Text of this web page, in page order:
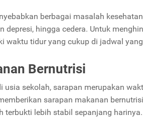
berbagai masalah
depresi, hingga cedera. Untuk
waktu tidur yang cukup di jadwal
Bernutrisi
usia sekolah, sarapan merupakan
sarapan makanan
terbukti lebih stabil sepanjang harinya.